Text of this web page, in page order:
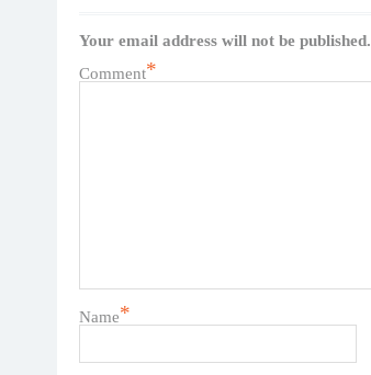
Your email address will not be published.
Comment*
Name*